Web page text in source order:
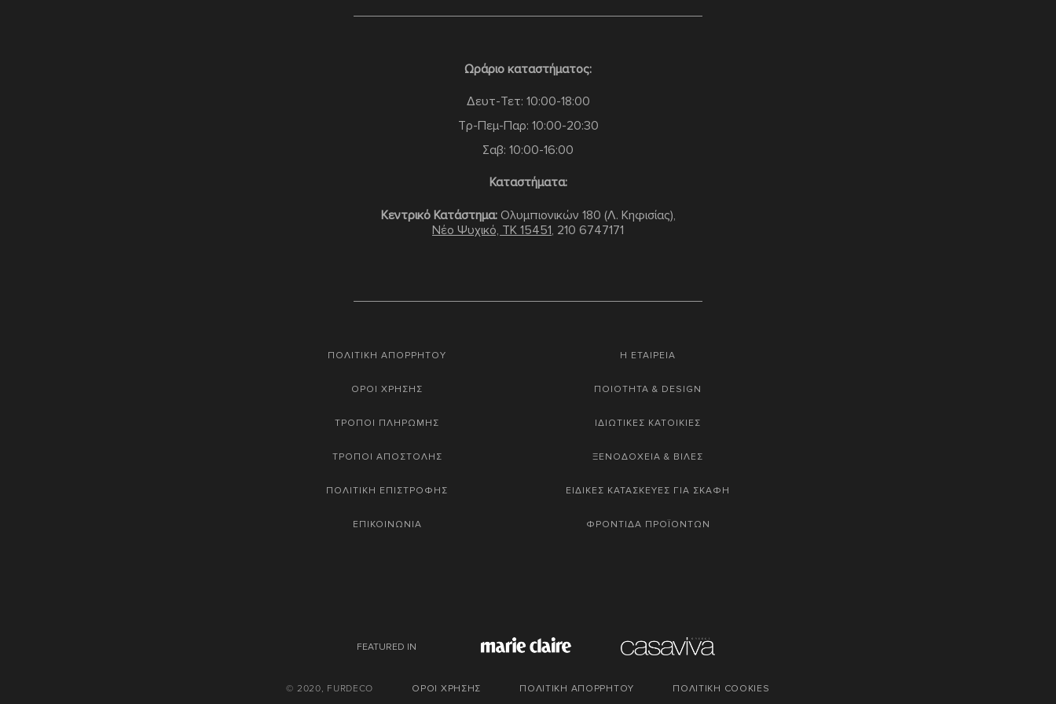
Ωράριο καταστήματος:
Δευτ-Τετ: 10:00-18:00
Τρ-Πεμ-Παρ: 10:00-20:30
Σαβ: 10:00-16:00
Καταστήματα:
Κεντρικό Κατάστημα:Ολυμπιονικών 180 (Λ. Κηφισίας),
Νέο Ψυχικό, TK 15451, 210 6747171
ΠΟΛΙΤΙΚΗ ΑΠΟΡΡΗΤΟΥ
ΟΡΟΙ ΧΡΗΣΗΣ
ΤΡΟΠΟΙ ΠΛΗΡΩΜΗΣ
ΤΡΟΠΟΙ ΑΠΟΣΤΟΛΗΣ
ΠΟΛΙΤΙΚΗ ΕΠΙΣΤΡΟΦΗΣ
ΕΠΙΚΟΙΝΩΝΙΑ
Η ΕΤΑΙΡΕΙΑ
ΠΟΙΟΤΗΤΑ & DESIGN
ΙΔΙΩΤΙΚΕΣ ΚΑΤΟΙΚΙΕΣ
ΞΕΝΟΔΟΧΕΙΑ & ΒΙΛΕΣ
ΕΙΔΙΚΕΣ ΚΑΤΑΣΚΕΥΕΣ ΓΙΑ ΣΚΑΦΗ
ΦΡΟΝΤΙΔΑ ΠΡΟΪΟΝΤΩΝ
FEATURED IN
© 2020, FURDECO ΟΡΟΙ ΧΡΗΣΗΣ ΠΟΛΙΤΙΚΗ ΑΠΟΡΡΗΤΟΥ ΠΟΛΙΤΙΚΗ COOKIES